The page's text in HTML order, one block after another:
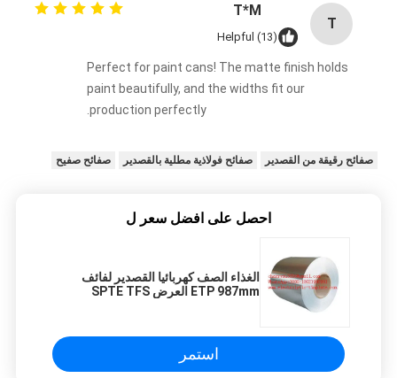
T
T*M
Helpful (13)
Perfect for paint cans! The matte finish holds
paint beautifully, and the widths fit our
production perfectly.
صفائح رقيقة من القصدير صفائح فولاذية مطلية بالقصدير صفائح صفيح
احصل على افضل سعر ل
الغذاء الصف كهربائيا القصدير لفائف
ETP 987mm العرض SPTE TFS
استمر